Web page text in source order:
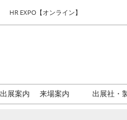
HR EXPO【オンライン】
出展案内
来場案内
出展社・